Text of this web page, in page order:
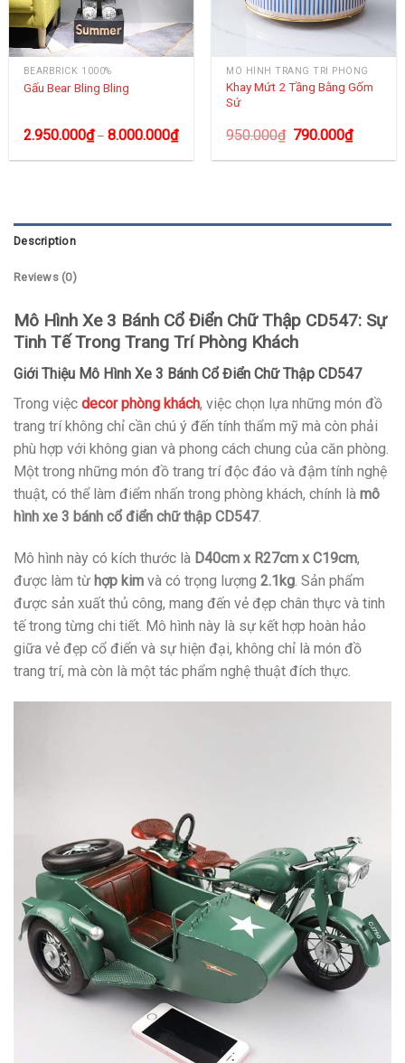
BEARBRICK 1000%
Gấu Bear Bling Bling
2.950.000₫– 8.000.000₫
MÔ HÌNH TRANG TRÍ PHÒNG
Khay Mứt 2 Tầng Bằng Gốm
Sứ
950.000₫ 790.000₫
Description
Reviews (0)
Mô Hình Xe 3 Bánh Cổ Điển Chữ Thập CD547: Sự
Tinh Tế Trong Trang Trí Phòng Khách
Giới Thiệu Mô Hình Xe 3 Bánh Cổ Điển Chữ Thập CD547
Trong việc decor phòng khách, việc chọn lựa những món đồ
trang trí không chỉ cần chú ý đến tính thẩm mỹ mà còn phải
phù hợp với không gian và phong cách chung của căn phòng.
Một trong những món đồ trang trí độc đáo và đậm tính nghệ
thuật, có thể làm điểm nhấn trong phòng khách, chính là mô
hình xe 3 bánh cổ điển chữ thập CD547.
Mô hình này có kích thước là D40cm x R27cm x C19cm,
được làm từ hợp kim và có trọng lượng 2.1kg . Sản phẩm
được sản xuất thủ công, mang đến vẻ đẹp chân thực và tinh
tế trong từng chi tiết. Mô hình này là sự kết hợp hoàn hảo
giữa vẻ đẹp cổ điển và sự hiện đại, không chỉ là món đồ
trang trí, mà còn là một tác phẩm nghệ thuật đích thực.